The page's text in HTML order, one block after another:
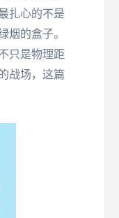
扎心的不是
的盒子。
只是物理距
战场，这篇